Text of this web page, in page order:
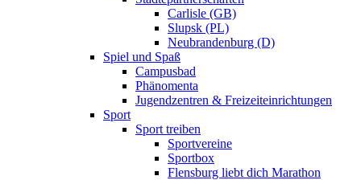
Carlisle (GB)
Slupsk (PL)
Neubrandenburg (D)
Spiel und Spaß
Campusbad
Phänomenta
Jugendzentren & Freizeiteinrichtungen
Sport
Sport treiben
Sportvereine
Sportbox
Flensburg liebt dich Marathon